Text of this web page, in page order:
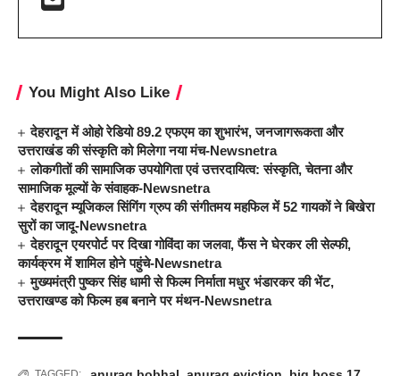
You Might Also Like
देहरादून में ओहो रेडियो 89.2 एफएम का शुभारंभ, जनजागरूकता और
उत्तराखंड की संस्कृति को मिलेगा नया मंच-Newsnetra
लोकगीतों की सामाजिक उपयोगिता एवं उत्तरदायित्व: संस्कृति, चेतना और
सामाजिक मूल्यों के संवाहक-Newsnetra
देहरादून म्यूजिकल सिंगिंग ग्रुप की संगीतमय महफिल में 52 गायकों ने बिखेरा
सुरों का जादू-Newsnetra
देहरादून एयरपोर्ट पर दिखा गोविंदा का जलवा, फैंस ने घेरकर ली सेल्फी,
कार्यक्रम में शामिल होने पहुंचे-Newsnetra
मुख्यमंत्री पुष्कर सिंह धामी से फिल्म निर्माता मधुर भंडारकर की भेंट,
उत्तराखण्ड को फिल्म हब बनाने पर मंथन-Newsnetra